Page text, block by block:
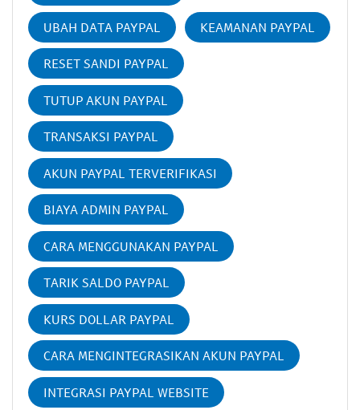
UBAH DATA PAYPAL KEAMANAN PAYPAL
RESET SANDI PAYPAL
TUTUP AKUN PAYPAL
TRANSAKSI PAYPAL
AKUN PAYPAL TERVERIFIKASI
BIAYA ADMIN PAYPAL
CARA MENGGUNAKAN PAYPAL
TARIK SALDO PAYPAL
KURS DOLLAR PAYPAL
CARA MENGINTEGRASIKAN AKUN PAYPAL
INTEGRASI PAYPAL WEBSITE